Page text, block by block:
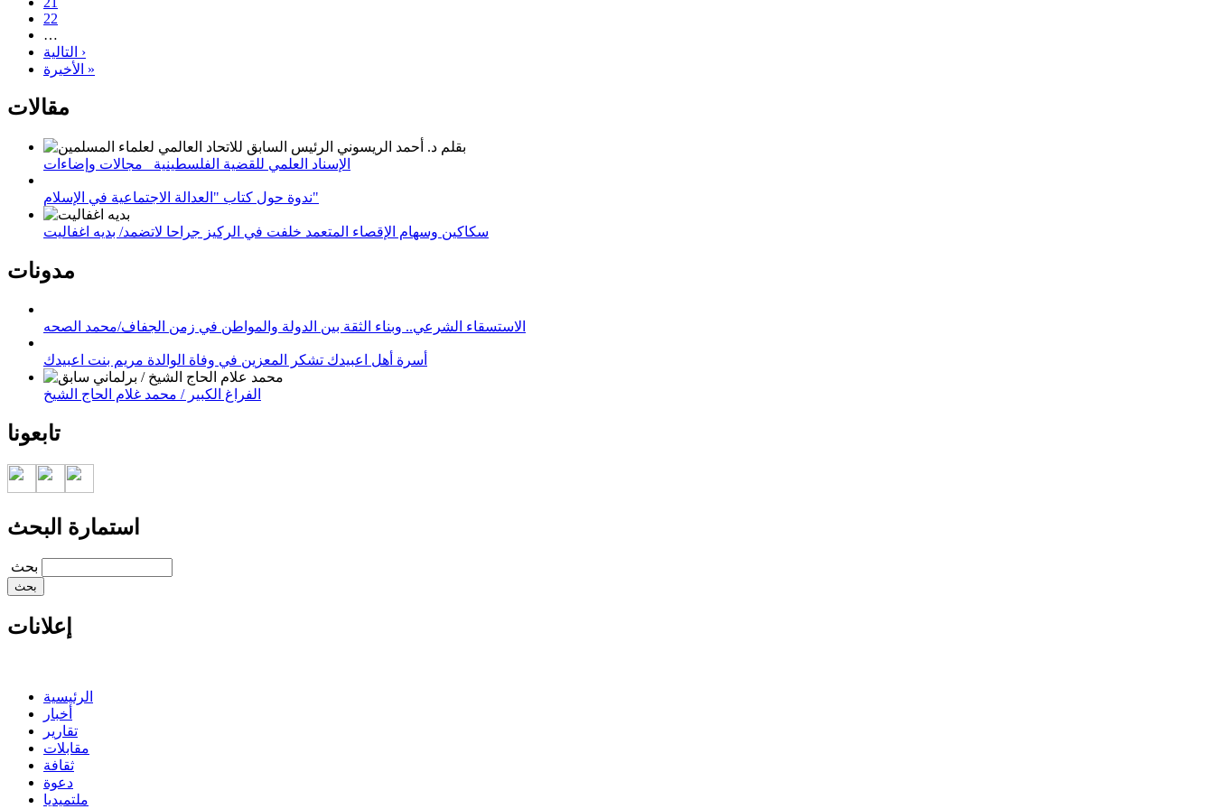
22
…
التالية ›
الأخيرة »
مقالات
الإسناد العلمي للقضية الفلسطينية_ مجالات وإضاءات
ندوة حول كتاب "العدالة الاجتماعية في الإسلام"
سكاكين وسهام الإقصاء المتعمد خلفت في الركيز جراحا لاتضمد/ بديه اغفاليت
مدونات
الاستسقاء الشرعي.. وبناء الثقة بين الدولة والمواطن في زمن الجفاف/محمد الصحه
أسرة أهل اعبيدك تشكر المعزين في وفاة الوالدة مريم بنت اعبيدك
الفراغ الكبير / محمد غلام الحاج الشيخ
تابعونا
استمارة البحث
‏بحث ‏
إعلانات
الرئيسية
أخبار
تقارير
مقابلات
ثقافة
دعوة
ملتميديا